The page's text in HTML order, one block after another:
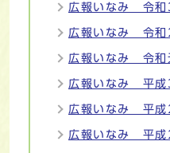
広報いなみ 令
広報いなみ 令
広報いなみ 令
広報いなみ 平
広報いなみ 平
広報いなみ 平